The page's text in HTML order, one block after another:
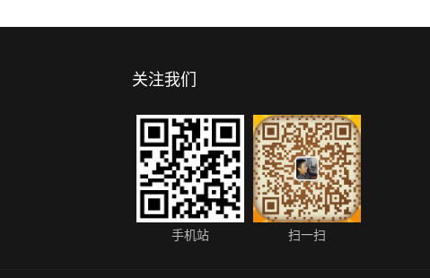
关注我们
手机站 扫一扫